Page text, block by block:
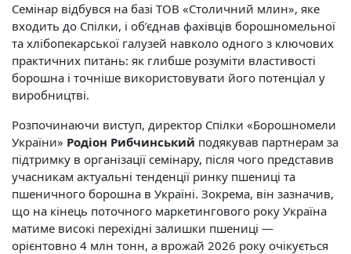
Семінар відбувся на базі ТОВ «Столичний млин», яке
входить до Спілки, і об’єднав фахівців борошномельної
та хлібопекарської галузей навколо одного з ключових
практичних питань: як глибше розуміти властивості
борошна і точніше використовувати його потенціал у
виробництві.
Розпочинаючи виступ, директор Спілки «Борошномели
України» Родіон Рибчинський подякував партнерам за
підтримку в організації семінару, після чого представив
учасникам актуальні тенденції ринку пшениці та
пшеничного борошна в Україні. Зокрема, він зазначив,
що на кінець поточного маркетингового року Україна
матиме високі перехідні залишки пшениці —
орієнтовно 4 млн тонн, а врожай 2026 року очікується